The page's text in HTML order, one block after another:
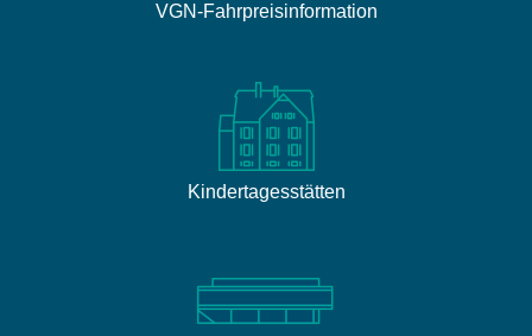
VGN-Fahrpreisinformation
Kindertagesstätten